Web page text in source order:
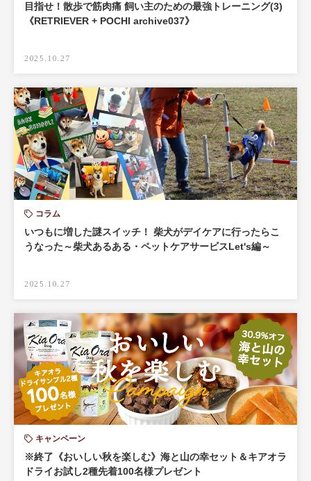
目指せ！散歩で筋肉痛 飼い主のための最強トレーニング(3)
《RETRIEVER + POCHI archive037》
2025.10.27
コラム
いつもに増した謎スイッチ！ 柴犬がデイケアに行ったらこ
うなった～柴犬あるある・ペットケアサービスLet's編～
2025.10.27
キャンペーン
※終了《おいしい秋を楽しむ》海と山の幸セット＆キアオラ
ドライお試し2種先着100名様プレゼント